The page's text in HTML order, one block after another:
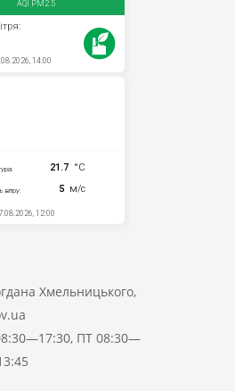
Хмельницького,
ПТ 08:30—